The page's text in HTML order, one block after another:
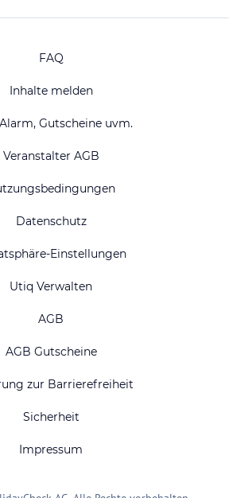
FAQ
Inhalte melden
Gutscheine uvm.
Veranstalter AGB
Datenschutz
Einstellungen
Utiq Verwalten
AGB
AGB Gutscheine
zur Barrierefreiheit
Sicherheit
Impressum